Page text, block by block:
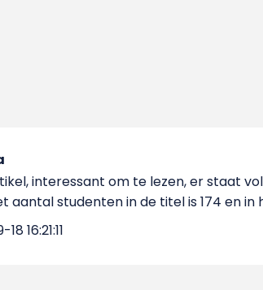
interessant om te lezen, er staat
aantal studenten in de titel is 174 en in
16:21:11